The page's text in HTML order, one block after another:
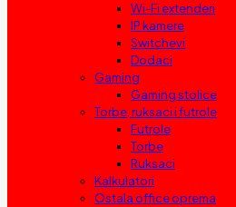
Wi-Fi extenderi
IP kamere
Switchevi
Dodaci
Gaming
Gaming stolice
Torbe, ruksaci i futrole
Futrole
Torbe
Ruksaci
Kalkulatori
Ostala office oprema